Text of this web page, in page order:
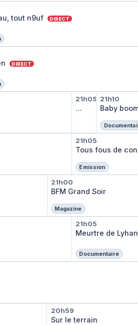
tout n9uf
tout n9uf DIRECT
DIRECT
Petits plats
21h05
Petits plats en
…
Baby
21h10
Baby
Tous fous
21h05
Tous fous de
Emission
BFM Grand Soir
21h00
BFM Grand Soir
Magazine
Meurtre
21h05
Meurtre de
Documentaire
Sur le terrain
20h59
Sur le terrain